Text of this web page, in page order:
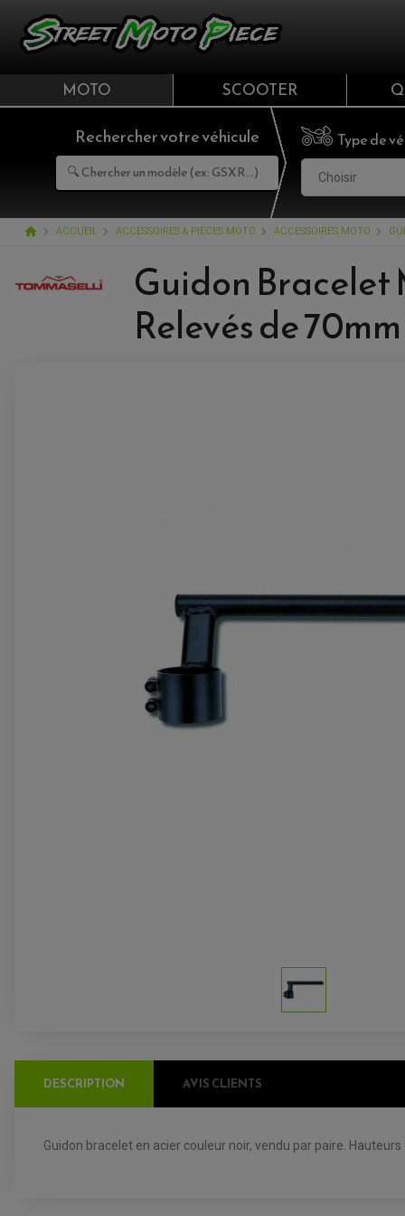
MOTO SCOOTER
Rechercher votre véhicule Type de
Choisir
home ACCUEIL ACCESSOIRES & PIÈCES MOTO ACCESSOIRES MOTO
Guidon Bracelet
Relevés de 70mm
DESCRIPTION AVIS CLIENTS
Guidon bracelet en acier couleur noir, vendu par paire. Hauteurs